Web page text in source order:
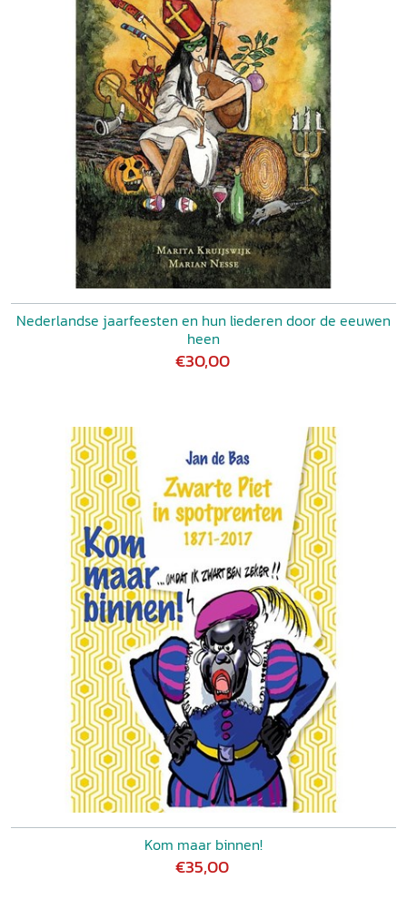
Nederlandse jaarfeesten en hun liederen door de eeuwen
heen
€30,00
Kom maar binnen!
€35,00